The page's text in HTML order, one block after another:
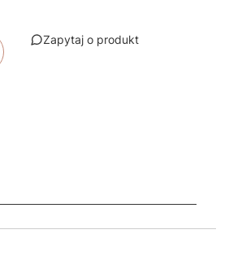
Zapytaj o produkt